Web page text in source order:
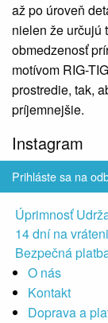
až po úroveň
nielen že určujú
obmedzenosť
motívom RIG-
prostredie, tak,
príjemnejšie.
Instagram
Prihláste sa na
Úprimnosť
14 dní na
Bezpečná
O nás
Kontakt
Doprava a